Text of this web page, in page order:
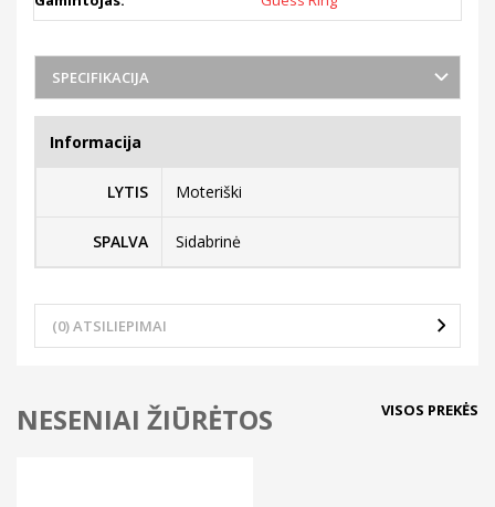
SPECIFIKACIJA
Informacija
LYTIS Moteriški
SPALVA Sidabrinė
(0) ATSILIEPIMAI
NESENIAI ŽIŪRĖTOS VISOS PREKĖS